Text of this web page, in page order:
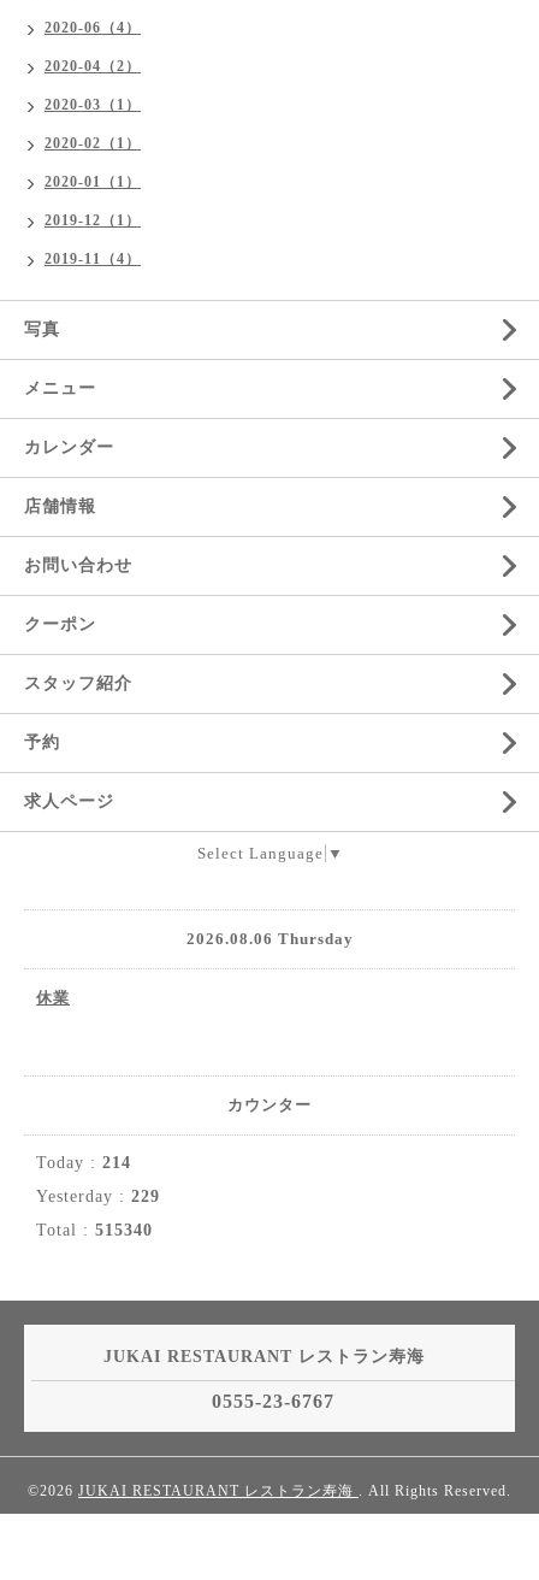
2020-06（4）
2020-04（2）
2020-03（1）
2020-02（1）
2020-01（1）
2019-12（1）
2019-11（4）
写真
メニュー
カレンダー
店舗情報
お問い合わせ
クーポン
スタッフ紹介
予約
求人ページ
Select Language ▼
2026.08.06 Thursday
休業
カウンター
Today : 214
Yesterday : 229
Total : 515340
JUKAI RESTAURANT レストラン寿海
0555-23-6767
©2026 JUKAI RESTAURANT レストラン寿海 . All Rights Reserved.